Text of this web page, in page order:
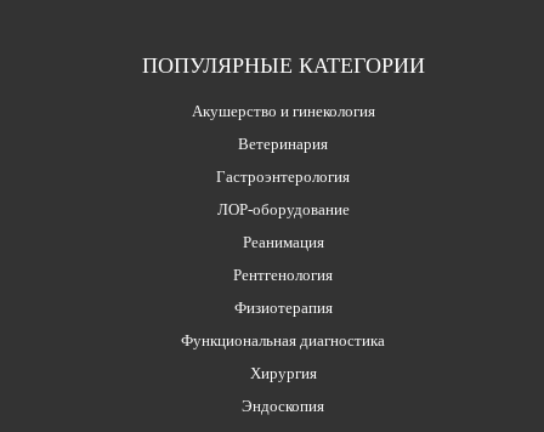
ПОПУЛЯРНЫЕ КАТЕГОРИИ
Акушерство и гинекология
Ветеринария
Гастроэнтерология
ЛОР-оборудование
Реанимация
Рентгенология
Физиотерапия
Функциональная диагностика
Хирургия
Эндоскопия